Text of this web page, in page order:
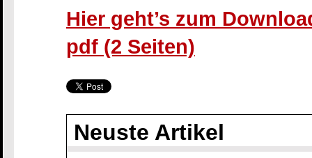
Hier geht’s zum
pdf (2 Seiten)
Neuste Artikel